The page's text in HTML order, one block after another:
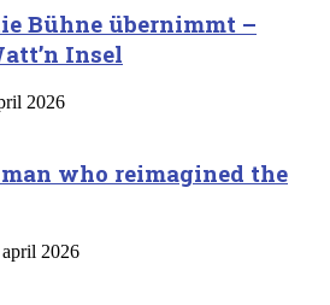
Bühne übernimmt –
Insel
2026
who reimagined the
april 2026